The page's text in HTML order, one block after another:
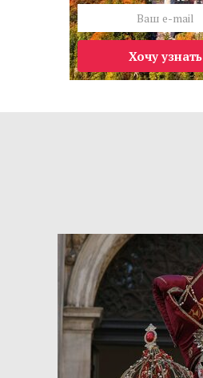
Хочу узнать